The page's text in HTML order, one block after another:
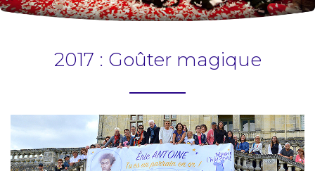
2017 : Goûter magique